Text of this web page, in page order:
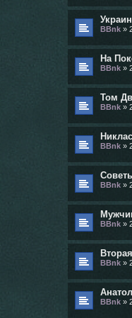
BBnk »
На
BBnk »
Том
BBnk »
BBnk »
BBnk »
BBnk »
BBnk »
BBnk »